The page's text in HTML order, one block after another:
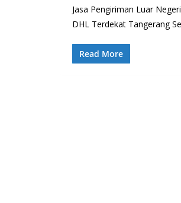
Jasa Pengiriman Luar
DHL Terdekat Tangerang
Read More